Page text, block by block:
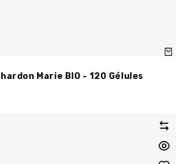
Marie BIO - 120 Gélules